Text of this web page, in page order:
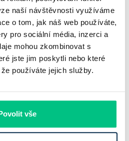
naší návštěvnosti využíváme
o tom, jak náš web používáte,
pro sociální média, inzerci a
mohou zkombinovat s
jste jim poskytli nebo které
používáte jejich služby.
vše
naopak spouští…
10.08.2026